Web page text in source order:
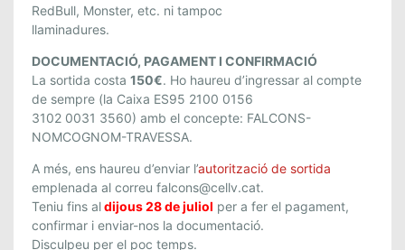
RedBull, Monster, etc. ni tampoc
llaminadures.
DOCUMENTACIÓ, PAGAMENT I CONFIRMACIÓ
La sortida costa 150€. Ho haureu d’ingressar al compte
de sempre (la Caixa ES95 2100 0156
3102 0031 3560) amb el concepte: FALCONS-
NOMCOGNOM-TRAVESSA.
A més, ens haureu d’enviar l’autorització de sortida
emplenada al correu falcons@cellv.cat.
Teniu fins aldijous 28 de juliol per a fer el pagament,
confirmar i enviar-nos la documentació.
Disculpeu per el poc temps.